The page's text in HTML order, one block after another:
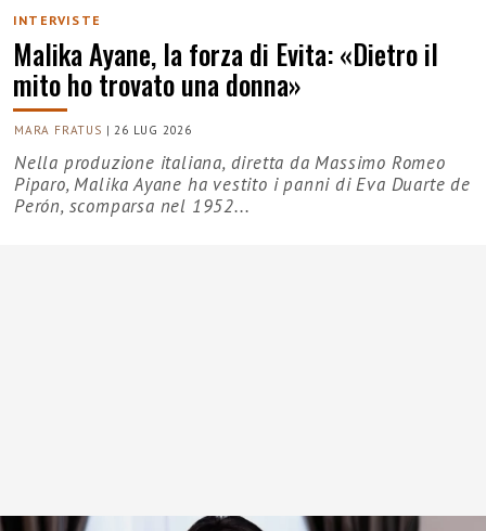
INTERVISTE
Malika Ayane, la forza di Evita: «Dietro il
mito ho trovato una donna»
MARA FRATUS | 26 LUG 2026
Nella produzione italiana, diretta da Massimo Romeo
Piparo, Malika Ayane ha vestito i panni di Eva Duarte de
Perón, scomparsa nel 1952...